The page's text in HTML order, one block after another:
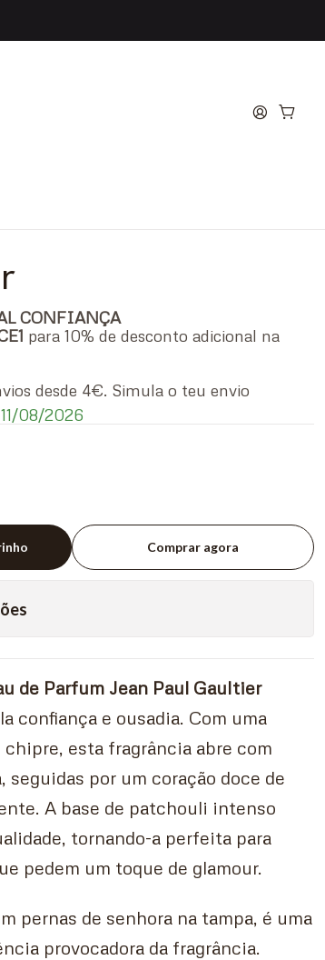
Scandal for
CONFIANÇA
para 10% de desconto adicional na
desde 4€. Simula o teu envio
08/2026
Comprar agora
de Parfum Jean Paul Gaultier
confiança e ousadia. Com uma
esta fragrância abre com
por um coração doce de
A base de patchouli intenso
tornando-a perfeita para
pedem um toque de glamour.
pernas de senhora na tampa, é uma
provocadora da fragrância.